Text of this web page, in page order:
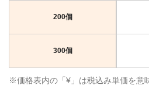
200個
300個
※価格表内の「¥」は税込み単価を意